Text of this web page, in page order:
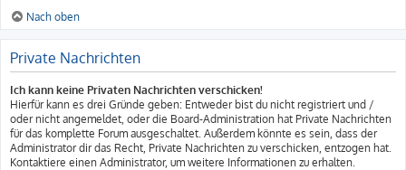
Nach oben
Private Nachrichten
Ich kann keine Privaten Nachrichten verschicken!
Hierfür kann es drei Gründe geben: Entweder bist du nicht registriert und /
oder nicht angemeldet, oder die Board-Administration hat Private Nachrichten
für das komplette Forum ausgeschaltet. Außerdem könnte es sein, dass der
Administrator dir das Recht, Private Nachrichten zu verschicken, entzogen hat.
Kontaktiere einen Administrator, um weitere Informationen zu erhalten.